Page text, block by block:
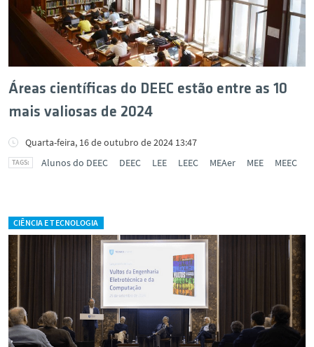
Áreas científicas do DEEC estão entre as 10
mais valiosas de 2024
Quarta-feira, 16 de outubro de 2024 13:47
Alunos do DEEC
DEEC LEE LEEC MEAer MEE MEEC
CIÊNCIA E TECNOLOGIA